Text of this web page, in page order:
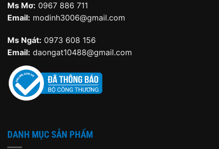
Ms Mơ: 0967 886 711
Email: modinh3006@gmail.com
Ms Ngát: 0973 608 156
Email: daongat10488@gmail.com
DANH MỤC SẢN PHẨM